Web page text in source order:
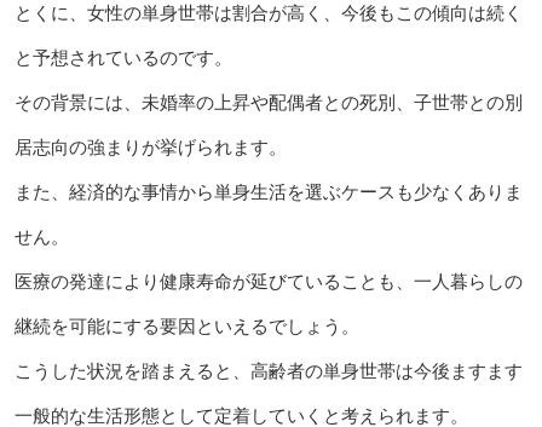
とくに、女性の単身世帯は割合が高く、今後もこの傾向は続く
と予想されているのです。
その背景には、未婚率の上昇や配偶者との死別、子世帯との別
居志向の強まりが挙げられます。
また、経済的な事情から単身生活を選ぶケースも少なくありま
せん。
医療の発達により健康寿命が延びていることも、一人暮らしの
継続を可能にする要因といえるでしょう。
こうした状況を踏まえると、高齢者の単身世帯は今後ますます
一般的な生活形態として定着していくと考えられます。